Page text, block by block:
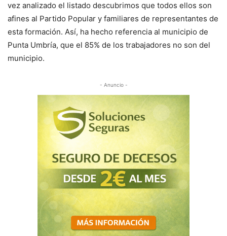
vez analizado el listado descubrimos que todos ellos son
afines al Partido Popular y familiares de representantes de
esta formación. Así, ha hecho referencia al municipio de
Punta Umbría, que el 85% de los trabajadores no son del
municipio.
- Anuncio -